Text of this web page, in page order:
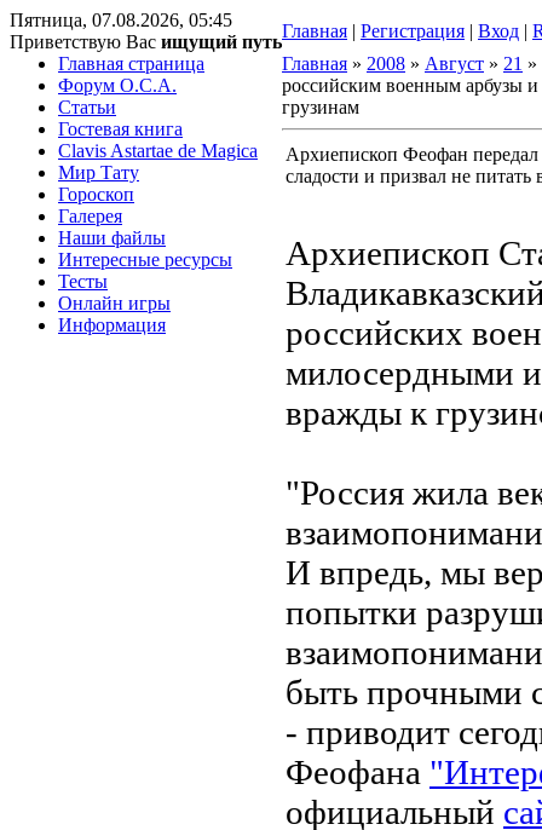
Пятница, 07.08.2026, 05:45
Приветствую Вас ищущий путь
Главная | Регистрация | Вход |
Главная страница
Форум O.C.A.
Статьи
Гостевая книга
Clavis Astartae de Magica
Мир Тату
Гороскоп
Галерея
Наши файлы
Интересные ресурсы
Тесты
Онлайн игры
Информация
Главная » 2008 » Август » 21 »
российским военным арбузы и
грузинам
Архиепископ Феофан
сладости и призвал не
Архиепископ
российских
милосердными и
вражды к
"Россия жила
И впредь, мы
попытки
быть прочными
- приводит
Феофана
официальный